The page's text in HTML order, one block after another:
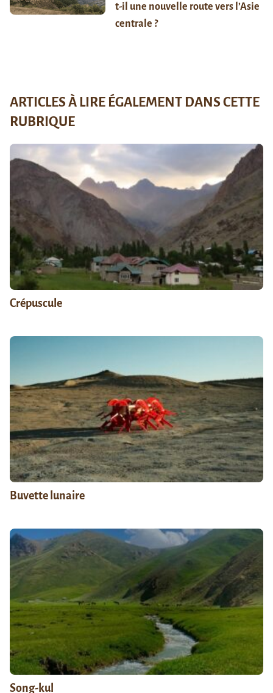
t-il une nouvelle route vers l’Asie
centrale ?
ARTICLES À LIRE ÉGALEMENT DANS CETTE
RUBRIQUE
Crépuscule
Buvette lunaire
Song-kul